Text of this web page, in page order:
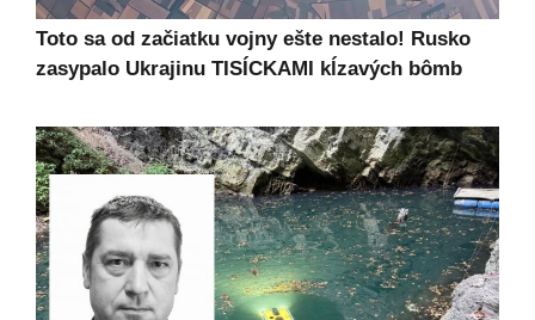
Toto sa od začiatku vojny ešte nestalo! Rusko
zasypalo Ukrajinu TISÍCKAMI kĺzavých bômb